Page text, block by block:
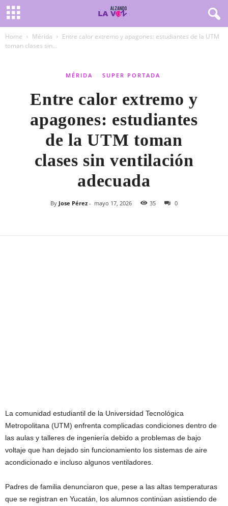
Home Mérida
Entre calor extremo y apagones: estudiantes de la UTM
toman clases sin...
MÉRIDA SUPER PORTADA
Entre calor extremo y
apagones: estudiantes
de la UTM toman
clases sin ventilación
adecuada
By Jose Pérez - mayo 17, 2026 35 0
La comunidad estudiantil de la Universidad Tecnológica
Metropolitana (UTM) enfrenta complicadas condiciones dentro de
las aulas y talleres de ingeniería debido a problemas de bajo
voltaje que han dejado sin funcionamiento los sistemas de aire
acondicionado e incluso algunos ventiladores.
Padres de familia denunciaron que, pese a las altas temperaturas
que se registran en Yucatán, los alumnos continúan asistiendo de